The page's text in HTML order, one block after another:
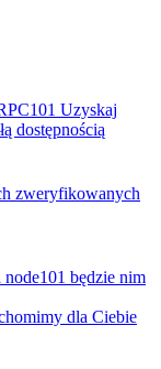
Uzyskaj
dostępnością
zweryfikowanych
będzie nim
dla Ciebie